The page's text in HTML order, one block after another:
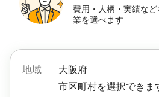
費用・人柄・実績な
業を選べます
地域
大阪府
市区町村を選択できま